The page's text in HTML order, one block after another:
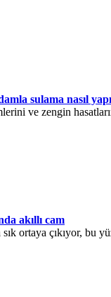
sulama nasıl
ve zengin
akıllı cam
ortaya çıkıyor, bu